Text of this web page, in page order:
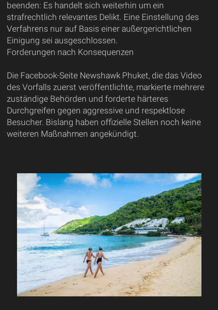
beenden: Es handelt sich weiterhin um ein
strafrechtlich relevantes Delikt. Eine Einstellung des
Verfahrens nur auf Basis einer außergerichtlichen
Einigung sei ausgeschlossen.
Forderungen nach Konsequenzen
Die Facebook-Seite Newshawk Phuket, die das Video
des Vorfalls zuerst veröffentlichte, markierte mehrere
zuständige Behörden und forderte härteres
Durchgreifen gegen aggressive und respektlose
Besucher. Bislang haben offizielle Stellen noch keine
weiteren Maßnahmen angekündigt.